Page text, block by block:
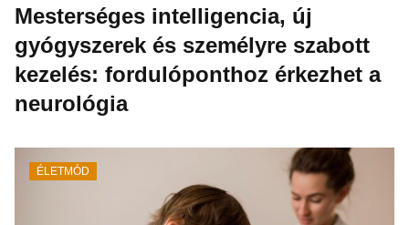
Mesterséges intelligencia, új
gyógyszerek és személyre szabott
kezelés: fordulóponthoz érkezhet a
neurológia
ÉLETMÓD